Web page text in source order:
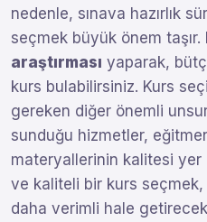
nedenle, sınava hazırlık
seçmek büyük önem taşır.
araştırması yaparak,
kurs bulabilirsiniz. Kurs
gereken diğer önemli
sunduğu hizmetler,
materyallerinin kalitesi yer
ve kaliteli bir kurs seçmek,
daha verimli hale